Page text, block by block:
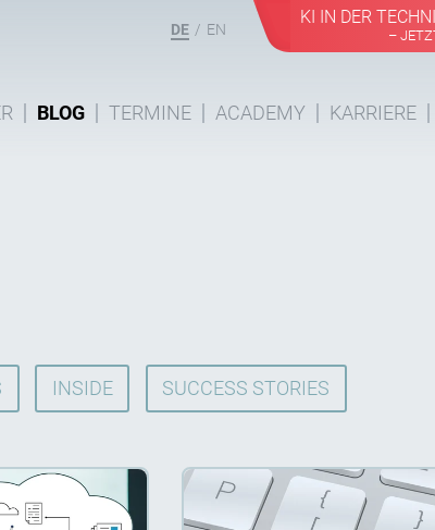
DE EN
KI IN DER
–
BLOG TERMINE ACADEMY KARRIERE
INSIDE SUCCESS STORIES